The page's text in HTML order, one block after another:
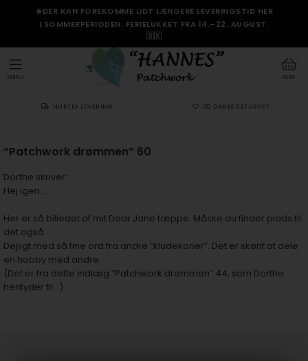
☀️DER KAN FOREKOMME LIDT LÆNGERE LEVERINGSTID HER
I SOMMERPERIODEN. FERIELUKKET FRA 14.–22. AUGUST.
🇩🇰
KURV
MENU
HURTIG LEVERING 30 DAGES RETURRET
“Patchwork drømmen” 60
Dorthe skriver:
Hej igen…..
Her er så billedet af mit Dear Jane tæppe. Måske du finder plads til
det også.
Dejligt med så fine ord fra andre “kludekoner”. Det er skønt at dele
en hobby med andre.
(Det er fra dette indlæg “Patchwork drømmen” 44, som Dorthe
hentyder til…)